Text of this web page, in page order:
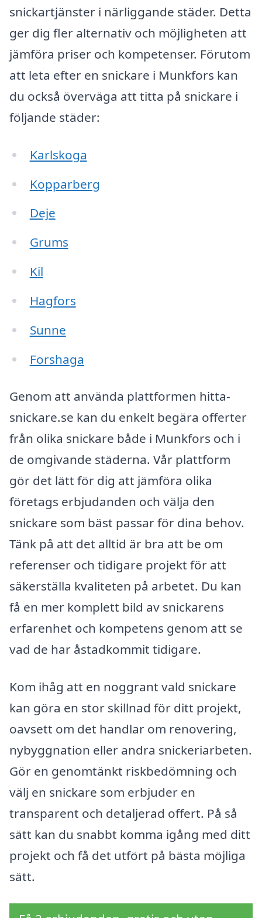
snickartjänster i närliggande städer. Detta
ger dig fler alternativ och möjligheten att
jämföra priser och kompetenser. Förutom
att leta efter en snickare i Munkfors kan
du också överväga att titta på snickare i
följande städer:
Karlskoga
Kopparberg
Deje
Grums
Kil
Hagfors
Sunne
Forshaga
Genom att använda plattformen hitta-
snickare.se kan du enkelt begära offerter
från olika snickare både i Munkfors och i
de omgivande städerna. Vår plattform
gör det lätt för dig att jämföra olika
företags erbjudanden och välja den
snickare som bäst passar för dina behov.
Tänk på att det alltid är bra att be om
referenser och tidigare projekt för att
säkerställa kvaliteten på arbetet. Du kan
få en mer komplett bild av snickarens
erfarenhet och kompetens genom att se
vad de har åstadkommit tidigare.
Kom ihåg att en noggrant vald snickare
kan göra en stor skillnad för ditt projekt,
oavsett om det handlar om renovering,
nybyggnation eller andra snickeriarbeten.
Gör en genomtänkt riskbedömning och
välj en snickare som erbjuder en
transparent och detaljerad offert. På så
sätt kan du snabbt komma igång med ditt
projekt och få det utfört på bästa möjliga
sätt.